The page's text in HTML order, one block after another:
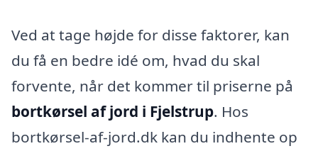
Ved at tage højde for disse faktorer, kan
du få en bedre idé om, hvad du skal
forvente, når det kommer til priserne på
bortkørsel af jord i Fjelstrup. Hos
bortkørsel-af-jord.dk kan du indhente op